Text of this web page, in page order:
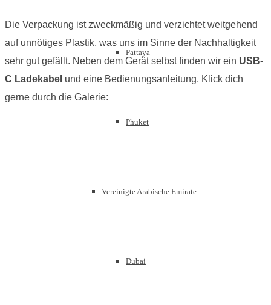
Pattaya
Phuket
Vereinigte Arabische Emirate
Dubai
Die Verpackung ist zweckmäßig und verzichtet weitgehend
auf unnötiges Plastik, was uns im Sinne der Nachhaltigkeit
sehr gut gefällt. Neben dem Gerät selbst finden wir ein USB-
C Ladekabel und eine Bedienungsanleitung. Klick dich
gerne durch die Galerie: